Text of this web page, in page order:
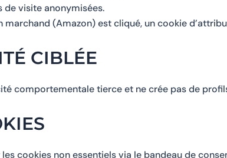
visite anonymisées.
marchand (Amazon) est cliqué, un cookie
CIBLÉE
comportementale tierce et ne crée pas de
cookies non essentiels via le bandeau de